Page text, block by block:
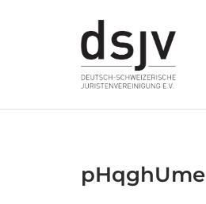
pHqghUme